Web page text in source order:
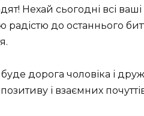
Нехай сьогодні всі
радістю до останнього
буде дорога чоловіка і
і взаємних